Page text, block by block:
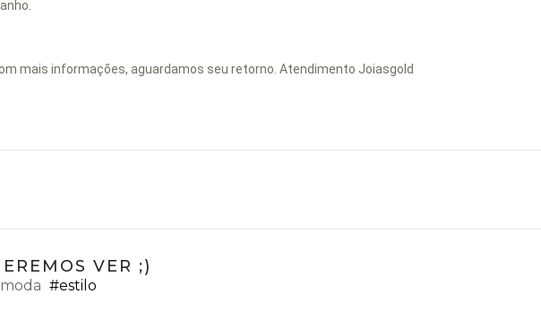
mais informações, aguardamos seu retorno. Atendimento Joiasgold
VER ;)
#estilo